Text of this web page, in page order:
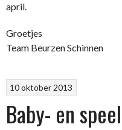
april.
Groetjes
Team Beurzen Schinnen
10 oktober 2013
Baby- en